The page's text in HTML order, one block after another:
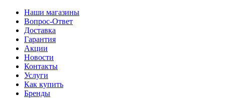
Наши магазины
Вопрос-Ответ
Доставка
Гарантия
Акции
Новости
Контакты
Услуги
Как купить
Бренды